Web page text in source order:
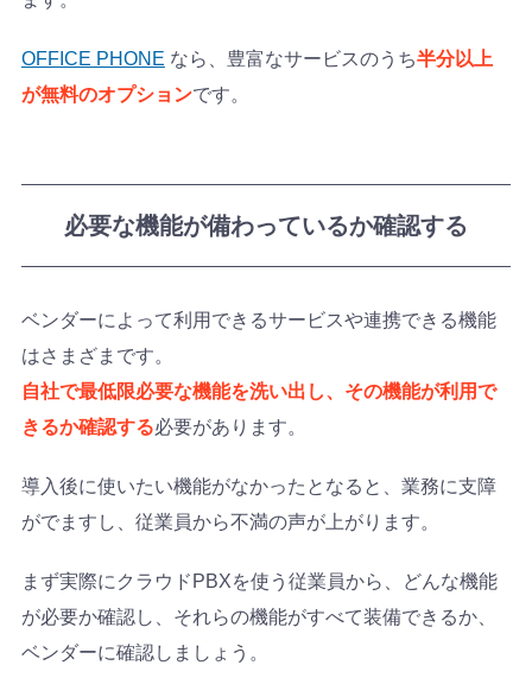
OFFICE PHONE なら、豊富なサービスのうち半分以上
が無料のオプションです。
必要な機能が備わっているか確認する
ベンダーによって利用できるサービスや連携できる機能
はさまざまです。
自社で最低限必要な機能を洗い出し、その機能が利用で
きるか確認する必要があります。
導入後に使いたい機能がなかったとなると、業務に支障
がでますし、従業員から不満の声が上がります。
まず実際にクラウドPBXを使う従業員から、どんな機能
が必要か確認し、それらの機能がすべて装備できるか、
ベンダーに確認しましょう。